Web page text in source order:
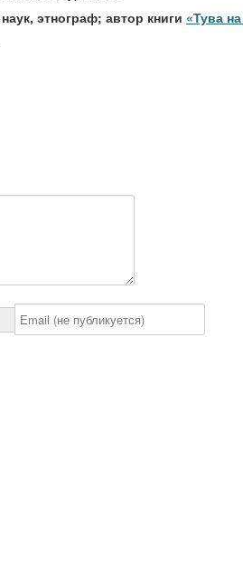
этнограф; автор книги «Тува